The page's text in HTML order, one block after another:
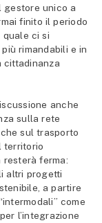
gestore unico a
finito il periodo
quale ci si
rimandabili e in
cittadinanza
anche
sulla rete
sul trasporto
territorio
ferma:
altri progetti
a partire
come
l’integrazione